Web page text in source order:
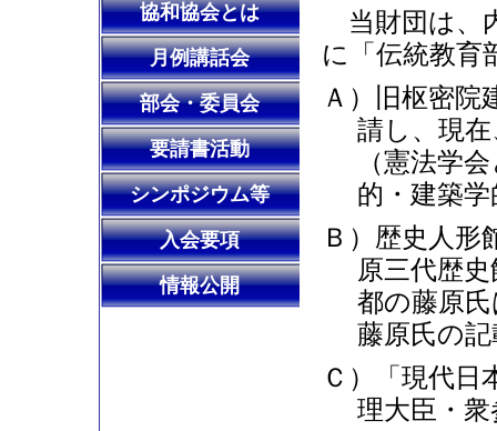
協和協会とは
月例講話会
部会・委員会
要請書活動
シンポジウム等
入会要項
情報公開
当財団は、
に「伝統教育
Ａ）旧枢密院
請し、現
（憲法学
的・建築
Ｂ）歴史人形
原三代歴
都の藤原
藤原氏の
Ｃ）「現代日
理大臣・